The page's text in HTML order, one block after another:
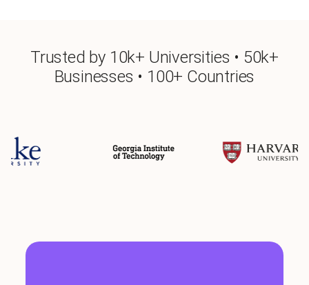
Trusted by 10k+ Universities • 50k+
Businesses • 100+ Countries